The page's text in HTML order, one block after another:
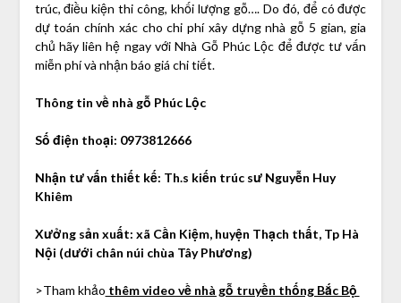
trúc, điều kiện thi công, khối lượng gỗ…. Do đó, để có được
dự toán chính xác cho chi phí xây dựng nhà gỗ 5 gian, gia
chủ hãy liên hệ ngay với Nhà Gỗ Phúc Lộc để được tư vấn
miễn phí và nhận báo giá chi tiết.
Thông tin về nhà gỗ Phúc Lộc
Số điện thoại: 0973812666
Nhận tư vấn thiết kế: Th.s kiến trúc sư Nguyễn Huy
Khiêm
Xưởng sản xuất: xã Cần Kiệm, huyện Thạch thất, Tp Hà
Nội (dưới chân núi chùa Tây Phương)
>Tham khảo thêm video về nhà gỗ truyền thống Bắc Bộ